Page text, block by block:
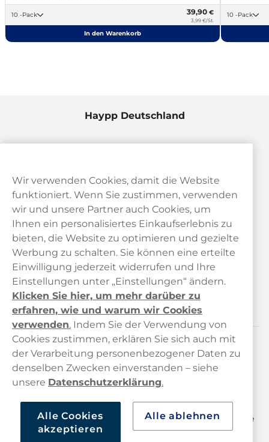
10 -Pack 39,90 €
3,99 €/St.
In den Warenkorb
10 -Pack
Haypp Deutschland
Kontaktieren Sie uns!
hallo@haypp.com
Mo/Di/Fr: 09–17 Uhr (Pause 12–13) Mi/Do: 10–19 Uhr (Pause
14–15)
Kundendienst
Links
Über uns
Wir verwenden Cookies, damit die Website
funktioniert. Wenn Sie zustimmen, verwenden
wir und unsere Partner auch Cookies, um
Ihnen ein personalisiertes Einkaufserlebnis zu
bieten, die Website zu optimieren und gezielte
Werbung zu schalten. Sie können eine erteilte
Einwilligung jederzeit widerrufen und Ihre
Einstellungen unter „Einstellungen“ ändern.
Klicken Sie hier, um mehr darüber zu
erfahren, wie und warum wir Cookies
verwenden. Indem Sie der Verwendung von
Cookies zustimmen, erklären Sie sich auch mit
der Verarbeitung personenbezogener Daten zu
denselben Zwecken einverstanden – siehe
unsere Datenschutzerklärung.
Alle Cookies
akzeptieren
Alle ablehnen